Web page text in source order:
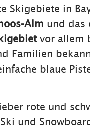
Skigebiete in
Alm und das
vor allem
Familien
blaue
rote und
und